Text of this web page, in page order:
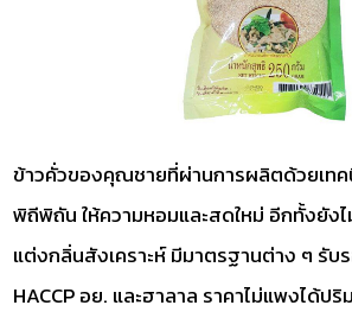
ข้าวคั่วของคุณชายที่ผ่านการผลิตด้วยเท
พิถีพิถัน ให้ความหอมและสดใหม่ อีกทั้งยังไ
แต่งกลิ่นสังเคราะห์ มีมาตรฐานต่าง ๆ รับร
HACCP อย. และฮาลาล ราคาไม่แพงได้ป